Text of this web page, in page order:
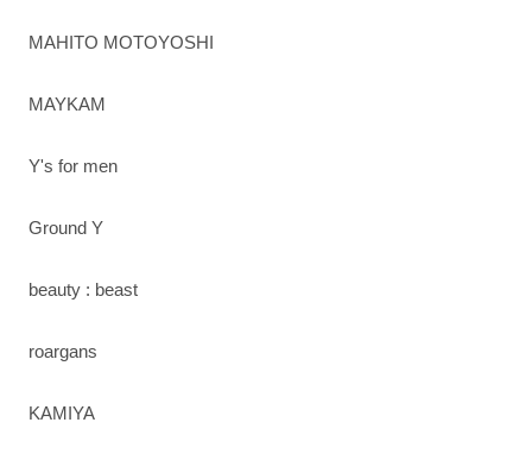
MAHITO MOTOYOSHI
MAYKAM
Y's for men
Ground Y
beauty : beast
roargans
KAMIYA